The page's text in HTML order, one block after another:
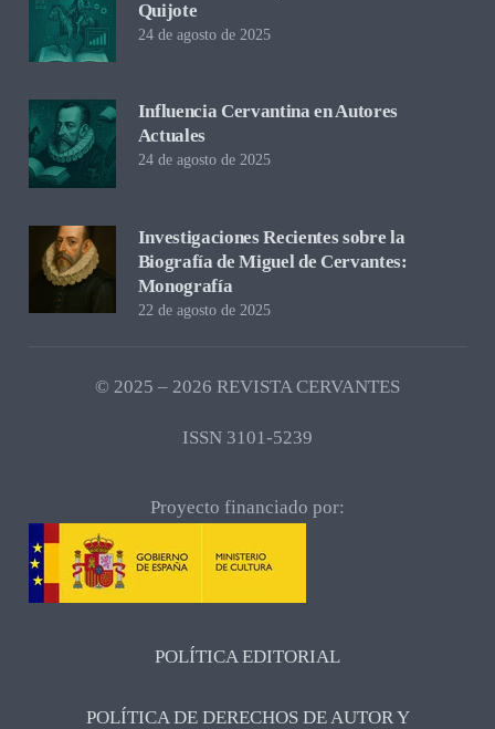
Quijote
24 de agosto de 2025
Influencia Cervantina en Autores
Actuales
24 de agosto de 2025
Investigaciones Recientes sobre la
Biografía de Miguel de Cervantes:
Monografía
22 de agosto de 2025
© 2025 – 2026 REVISTA CERVANTES
ISSN 3101-5239
Proyecto financiado por:
POLÍTICA EDITORIAL
POLÍTICA DE DERECHOS DE AUTOR Y